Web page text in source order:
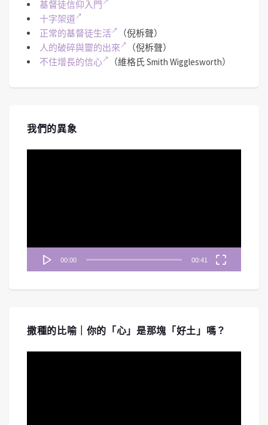
基督徒信仰入門
十字架道
正常的基督徒生活
（倪柝聲）
人的破碎與靈的出來
（倪柝聲）
不住增長的信心
（維格氏 Smith Wigglesworth）
我們的異象
00:00 00:41
撒種的比喻｜你的「心」是那塊「好土」嗎？